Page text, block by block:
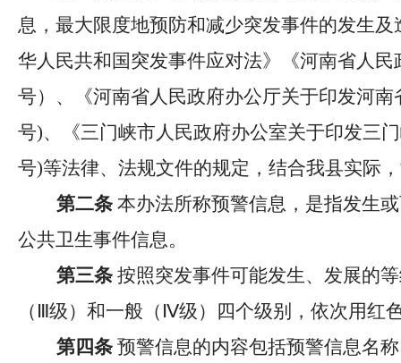
息，最大限度地预防和减少突发事件的发生
华人民共和国突发事件应对法》《河南省人
号）、《河南省人民政府办公厅关于印发河
号)、《三门峡市人民政府办公室关于印发三
号)等法律、法规文件的规定，结合我县实际
第二条 本办法所称预警信息，是指发生
公共卫生事件信息。
第三条 按照突发事件可能发生、发展的
（Ⅲ级）和一般（Ⅳ级）四个级别，依次用红
第四条 预警信息的内容包括预警信息名